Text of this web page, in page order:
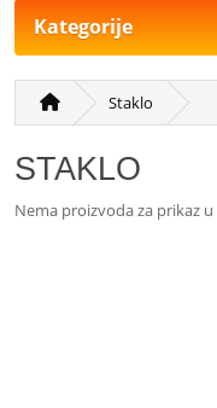
Kategorije
Staklo
STAKLO
Nema proizvoda za prikaz